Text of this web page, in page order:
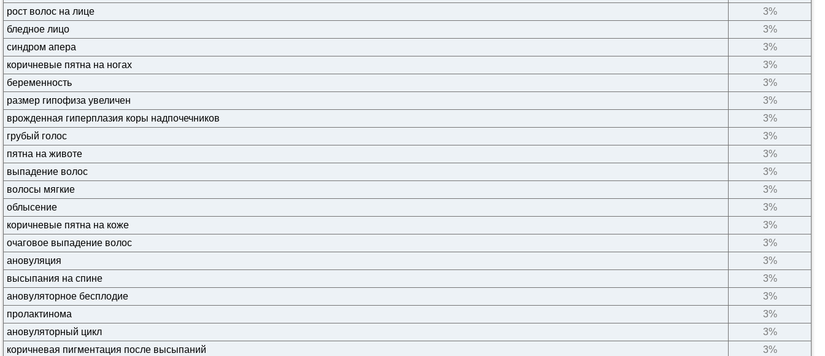
рост волос на лице
3%
бледное лицо
3%
синдром апера
3%
коричневые пятна на ногах
3%
беременность
3%
размер гипофиза увеличен
3%
врожденная гиперплазия коры надпочечников
3%
грубый голос
3%
пятна на животе
3%
выпадение волос
3%
волосы мягкие
3%
облысение
3%
коричневые пятна на коже
3%
очаговое выпадение волос
3%
ановуляция
3%
высыпания на спине
3%
ановуляторное бесплодие
3%
пролактинома
3%
ановуляторный цикл
3%
коричневая пигментация после высыпаний
3%